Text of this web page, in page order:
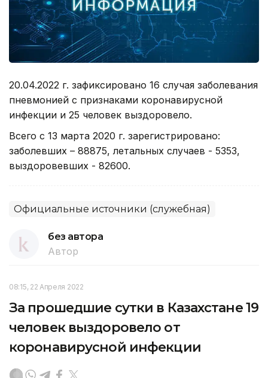
20.04.2022 г. зафиксировано 16 случая заболевания
пневмонией с признаками коронавирусной
инфекции и 25 человек выздоровело.
Всего с 13 марта 2020 г. зарегистрировано:
заболевших – 88875, летальных случаев - 5353,
выздоровевших - 82600.
Официальные источники (служебная)
без автора
Автор
08:15, 22 Апреля 2022
За прошедшие сутки в Казахстане 19
человек выздоровело от
коронавирусной инфекции